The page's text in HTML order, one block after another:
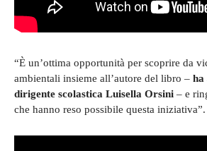
“È un’ottima opportunità per scoprire da
ambientali insieme all’autore del libro – ha
dirigente scolastica Luisella Orsini – e
che hanno reso possibile questa iniziativa”.